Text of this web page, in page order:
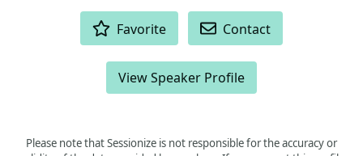
Favorite Contact
View Speaker Profile
Please note that Sessionize is not responsible for the accuracy or